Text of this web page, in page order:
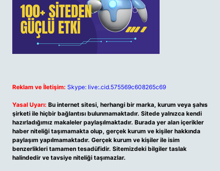
Reklam ve İletişim: Skype: live:.cid.575569c608265c69
Yasal Uyarı: Bu internet sitesi, herhangi bir marka, kurum veya şahıs
şirketi ile hiçbir bağlantısı bulunmamaktadır. Sitede yalnızca kendi
hazırladığımız makaleler paylaşılmaktadır. Burada yer alan içerikler
haber niteliği taşımamakta olup, gerçek kurum ve kişiler hakkında
paylaşım yapılmamaktadır. Gerçek kurum ve kişiler ile isim
benzerlikleri tamamen tesadüfidir. Sitemizdeki bilgiler taslak
halindedir ve tavsiye niteliği taşımazlar.